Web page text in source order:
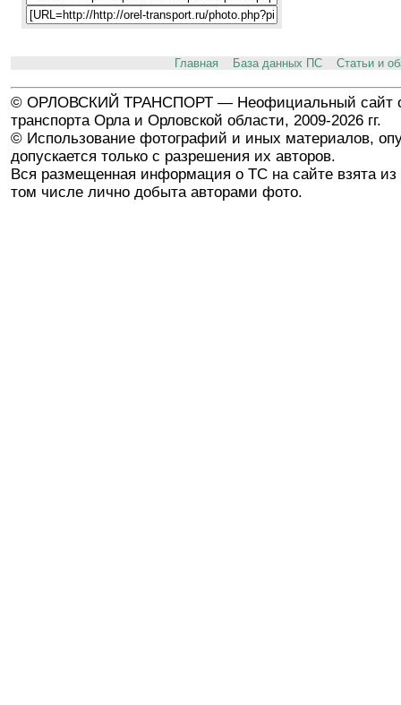
Главная База данных ПС Статьи и
© ОРЛОВСКИЙ ТРАНСПОРТ — Неофициальный сайт
транспорта Орла и Орловской области, 2009-2026 гг.
© Использование фотографий и иных материалов,
допускается только с разрешения их авторов.
Вся размещенная информация о ТС на сайте взята из
том числе лично добыта авторами фото.